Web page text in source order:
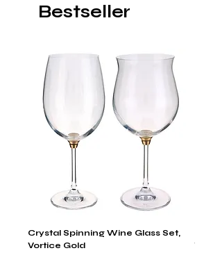
Bestseller
Crystal Spinning Wine Glass Set,
Vortice Gold